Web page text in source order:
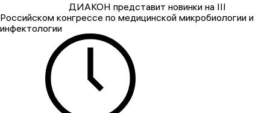
ДИАКОН представит новинки на III
Российском конгрессе по медицинской микробиологии и
инфектологии